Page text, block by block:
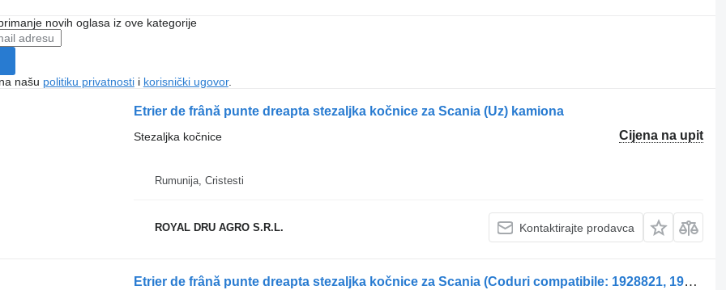
novih oglasa iz ove kategorije
našu politiku privatnostii korisnički ugovor.
Etrier de frână punte dreapta stezaljka kočnice za Scania (Uz) kamiona
Cijena na upit
Stezaljka kočnice
Rumunija, Cristesti
ROYAL DRU AGRO S.R.L. Kontaktirajte prodavca
Etrier de frână punte dreapta stezaljka kočnice za Scania (Coduri compatibile: 1928821, 1946327, 1756384, 1731226, 1746796, 1946306, 1903079) kamiona